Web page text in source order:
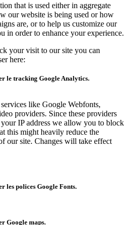
that is used either in aggregate
our website is being used or how
are, or to help us customize our
in order to enhance your experience.
your visit to our site you can
here:
le tracking Google Analytics.
like Google Webfonts,
providers. Since these providers
IP address we allow you to block
this might heavily reduce the
our site. Changes will take effect
les polices Google Fonts.
Google maps.